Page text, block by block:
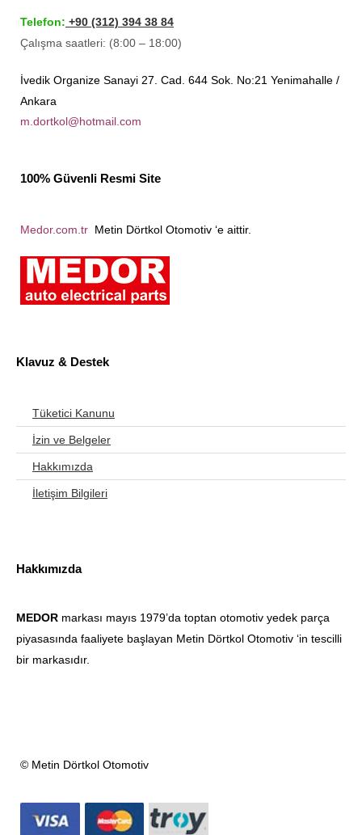
Telefon: +90 (312) 394 38 84
Çalışma saatleri: (8:00 – 18:00)
İvedik Organize Sanayi 27. Cad. 644 Sok. No:21 Yenimahalle /
Ankara
m.dortkol@hotmail.com
100% Güvenli Resmi Site
Medor.com.tr Metin Dörtkol Otomotiv ‘e aittir.
Klavuz & Destek
Tüketici Kanunu
İzin ve Belgeler
Hakkımızda
İletişim Bilgileri
Hakkımızda
MEDOR markası mayıs 1979’da toptan otomotiv yedek parça
piyasasında faaliyete başlayan Metin Dörtkol Otomotiv ‘in tescilli
bir markasıdır.
© Metin Dörtkol Otomotiv